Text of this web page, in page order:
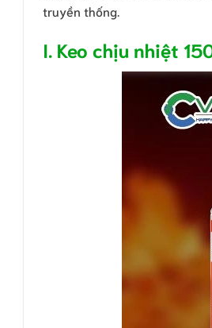
truyền thống.
I. Keo chịu nhiệt